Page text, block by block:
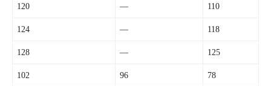
120 — 110
124 — 118
128 — 125
102 96 78